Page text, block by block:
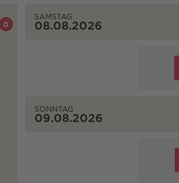
0
SAMSTAG
08.08.2026
SONNTAG
09.08.2026